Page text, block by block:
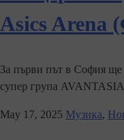
Asics Arena
За първи път в София
супер група
May 17, 2025 Музика,